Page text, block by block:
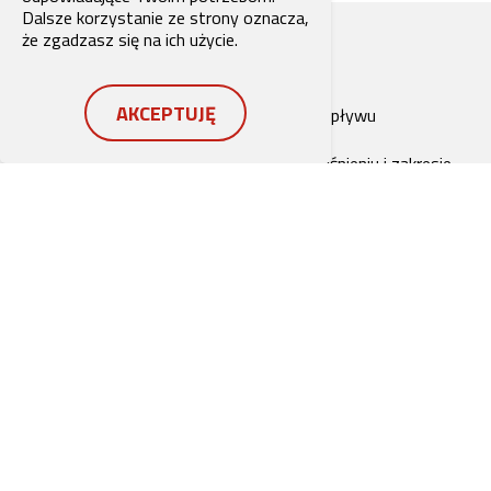
Wysokie wartości natężenia przepływu
Doskonała stabilność w całym ciśnieniu i zakresie
Dalsze korzystanie ze strony oznacza,
że zgadzasz się na ich użycie.
AKCEPTUJĘ